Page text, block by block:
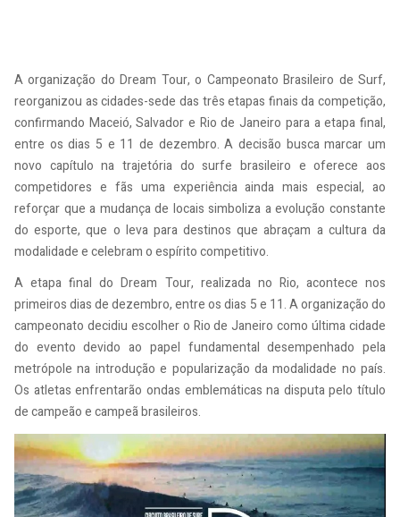
A organização do Dream Tour, o Campeonato Brasileiro de Surf,
reorganizou as cidades-sede das três etapas finais da competição,
confirmando Maceió, Salvador e Rio de Janeiro para a etapa final,
entre os dias 5 e 11 de dezembro. A decisão busca marcar um
novo capítulo na trajetória do surfe brasileiro e oferece aos
competidores e fãs uma experiência ainda mais especial, ao
reforçar que a mudança de locais simboliza a evolução constante
do esporte, que o leva para destinos que abraçam a cultura da
modalidade e celebram o espírito competitivo.
A etapa final do Dream Tour, realizada no Rio, acontece nos
primeiros dias de dezembro, entre os dias 5 e 11. A organização do
campeonato decidiu escolher o Rio de Janeiro como última cidade
do evento devido ao papel fundamental desempenhado pela
metrópole na introdução e popularização da modalidade no país.
Os atletas enfrentarão ondas emblemáticas na disputa pelo título
de campeão e campeã brasileiros.